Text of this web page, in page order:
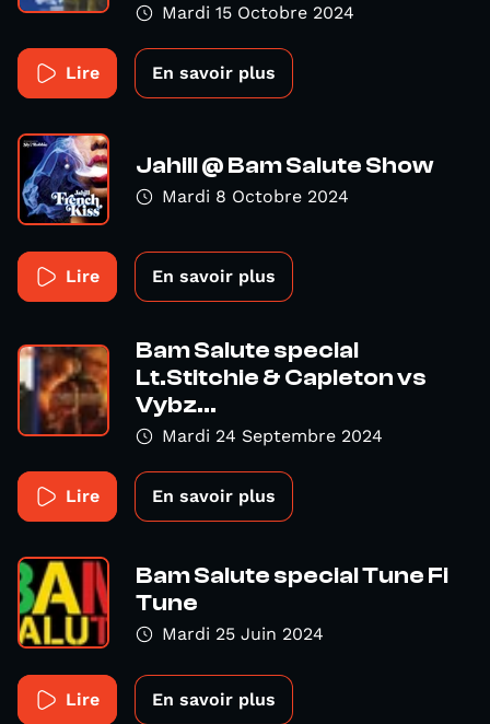
Mardi 15 Octobre 2024
Lire En savoir plus
Jahill @ Bam Salute Show
Mardi 8 Octobre 2024
Lire En savoir plus
Bam Salute special
Lt.Stitchie & Capleton vs
Vybz...
Mardi 24 Septembre 2024
Lire En savoir plus
Bam Salute special Tune Fi
Tune
Mardi 25 Juin 2024
Lire En savoir plus